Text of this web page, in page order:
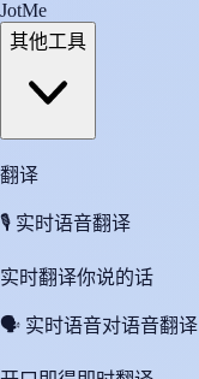
JotMe
其他工具
翻译
🎙️ 实时语音翻译
实时翻译你说的话
🗣️ 实时语音对语音翻译